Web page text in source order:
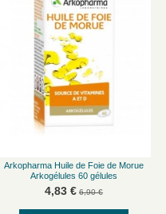
Arkopharma Huile de Foie de Morue
Arkogélules 60 gélules
4,83 € 6,90 €